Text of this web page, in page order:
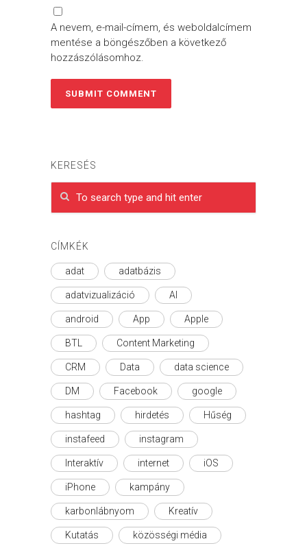
A nevem, e-mail-címem, és weboldalcímem
mentése a böngészőben a következő
hozzászólásomhoz.
KERESÉS
CÍMKÉK
adat adatbázis
adatvizualizáció AI
android App Apple
BTL Content Marketing
CRM Data data science
DM Facebook google
hashtag hirdetés Hűség
instafeed instagram
Interaktív internet iOS
iPhone kampány
karbonlábnyom Kreatív
Kutatás közösségi média